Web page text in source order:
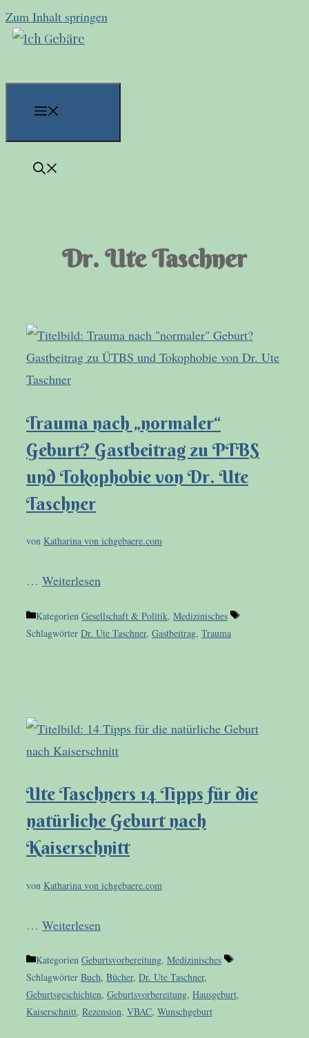
Zum Inhalt springen
Dr. Ute Taschner
Trauma nach „normaler“
Geburt? Gastbeitrag zu PTBS
und Tokophobie von Dr. Ute
Taschner
von Katharina von ichgebaere.com
… Weiterlesen
Kategorien Gesellschaft & Politik, Medizinisches
Schlagwörter Dr. Ute Taschner, Gastbeitrag, Trauma
Ute Taschners 14 Tipps für die
natürliche Geburt nach
Kaiserschnitt
von Katharina von ichgebaere.com
… Weiterlesen
Kategorien Geburtsvorbereitung, Medizinisches
Schlagwörter Buch, Bücher, Dr. Ute Taschner,
Geburtsgeschichten, Geburtsvorbereitung, Hausgeburt,
Kaiserschnitt, Rezension, VBAC, Wunschgeburt